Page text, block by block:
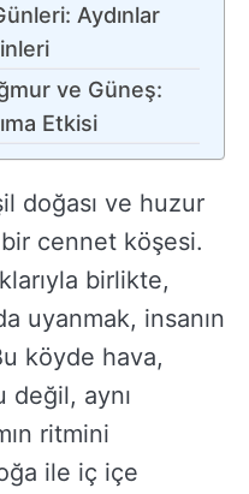
Aydınlar
ve Güneş:
Etkisi
doğası ve huzur
cennet köşesi.
birlikte,
uyanmak, insanın
köyde hava,
değil, aynı
ritmini
ile iç içe